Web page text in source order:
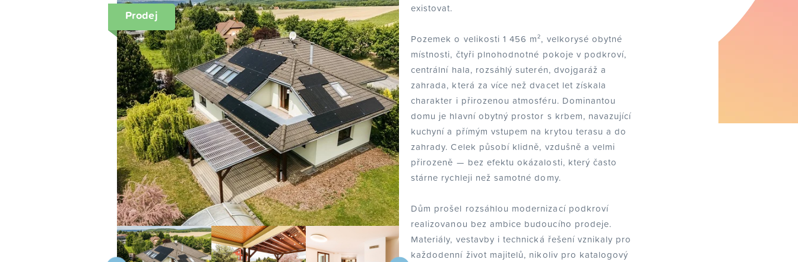
Prodej
existovat.
Pozemek o velikosti 1 456 m², velkorysé obytné
místnosti, čtyři plnohodnotné pokoje v podkroví,
centrální hala, rozsáhlý suterén, dvojgaráž a
zahrada, která za více než dvacet let získala
charakter i přirozenou atmosféru. Dominantou
domu je hlavní obytný prostor s krbem, navazující
kuchyní a přímým vstupem na krytou terasu a do
zahrady. Celek působí klidně, vzdušně a velmi
přirozeně — bez efektu okázalosti, který často
stárne rychleji než samotné domy.
Dům prošel rozsáhlou modernizací podkroví
realizovanou bez ambice budoucího prodeje.
Materiály, vestavby i technická řešení vznikaly pro
každodenní život majitelů, nikoliv pro katalogový